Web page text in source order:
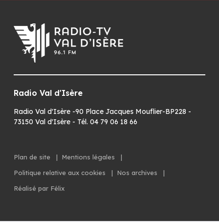
Radio Val d'Isère
Radio Val d'Isère -90 Place Jacques Mouflier-BP228 -
73150 Val d'Isère - Tél. 04 79 06 18 66
Plan de site | Mentions légales
|
Politique relative aux cookies
| Nos archives
|
Réalisé par Félix